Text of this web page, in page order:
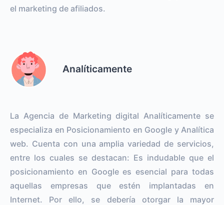
el marketing de afiliados.
Analíticamente
La Agencia de Marketing digital Analíticamente se
especializa en Posicionamiento en Google y Analítica
web. Cuenta con una amplia variedad de servicios,
entre los cuales se destacan: Es indudable que el
posicionamiento en Google es esencial para todas
aquellas empresas que estén implantadas en
Internet. Por ello, se debería otorgar la mayor